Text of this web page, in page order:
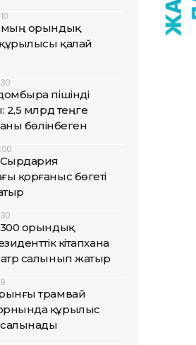
мың орындық
қалай
пішінді
2,5 млрд теңге
бөлінбеген
Сырдария
қорғаныс бөгеті
300 орындық
кітапхана
салынып жатыр
трамвай
құрылыс
салынады